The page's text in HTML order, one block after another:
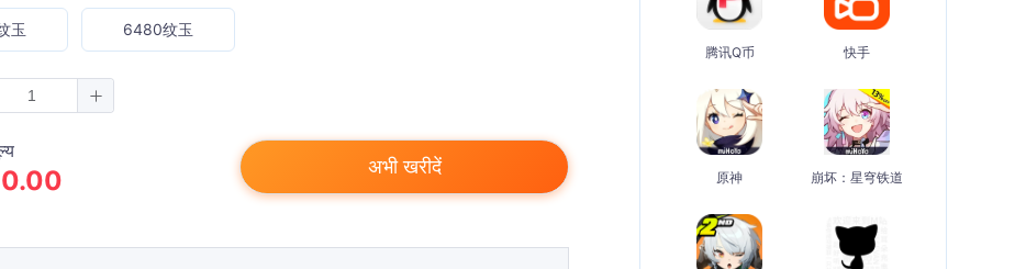
玉 6480纹玉
अभी खरीदें
腾讯Q币 快手
原神 崩坏：星穹铁道